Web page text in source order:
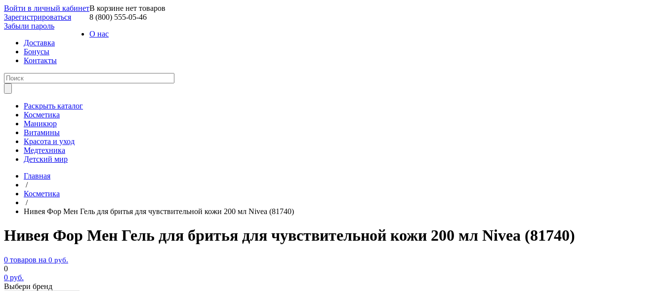
Войти в личный кабинет
Зарегистрироваться
Забыли пароль
В корзине нет товаров
8 (800) 555-05-46
О нас
Доставка
Бонусы
Контакты
Раскрыть каталог
Косметика
Маникюр
Витамины
Красота и уход
Медтехника
Детский мир
Главная
/
Косметика
/
Нивея Фор Мен Гель для бритья для чувствительной кожи 200 мл Nivea (81740)
Нивея Фор Мен Гель для бритья для чувствительной кожи 200 мл Nivea (81740)
0 товаров на 0 руб.
0
0 руб.
Выбери бренд